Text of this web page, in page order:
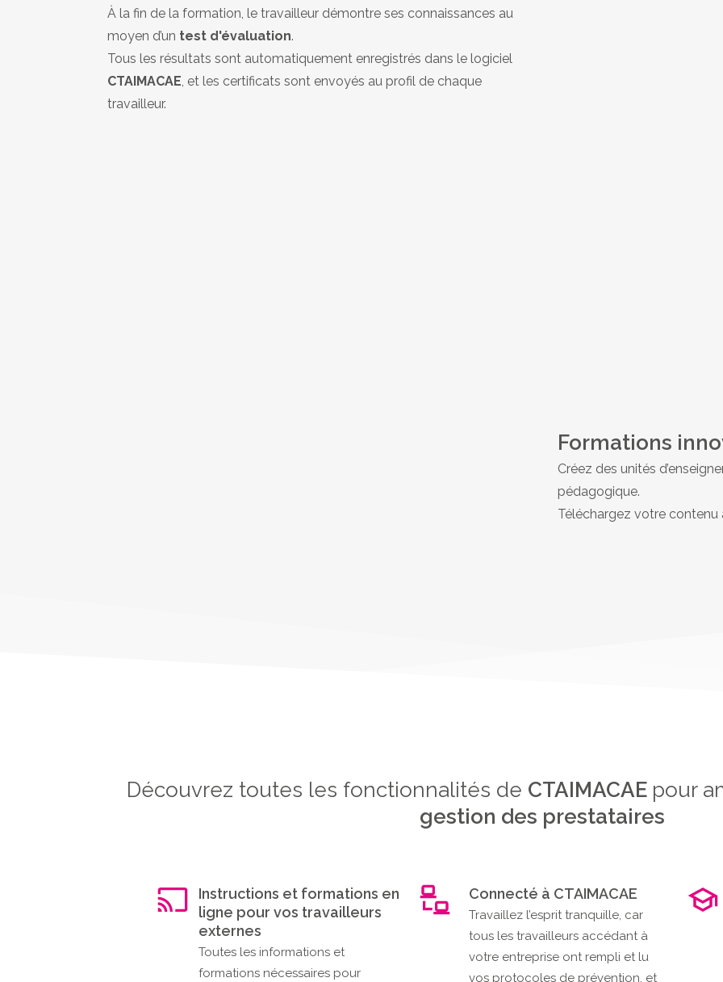
À la fin de la formation, le travailleur démontre ses connaissances au
moyen d’un test d'évaluation.
Tous les résultats sont automatiquement enregistrés dans le logiciel
CTAIMACAE, et les certificats sont envoyés au profil de chaque
travailleur.
Formations
Créez des unités
pédagogique.
Téléchargez votre
Découvrez toutes les fonctionnalités de CTAIMACAE pour
gestion des prestataires
Instructions et formations en
ligne pour vos travailleurs
externes
Toutes les informations et
formations nécessaires pour
Connecté à CTAIMACAE
Travaillez l’esprit tranquille, car
tous les travailleurs accédant à
votre entreprise ont rempli et lu
vos protocoles de prévention, et